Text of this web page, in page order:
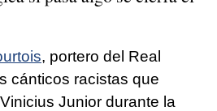
, portero del Real
cánticos racistas que
Junior durante la